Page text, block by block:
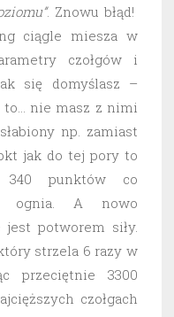
. Znowu błąd!
ciągle miesza w
czołgów i
się domyślasz –
nie masz z nimi
np. zamiast
jak do tej pory to
340 punktów co
ognia. A nowo
jest potworem siły.
strzela 6 razy w
przeciętnie 3300
czołgach